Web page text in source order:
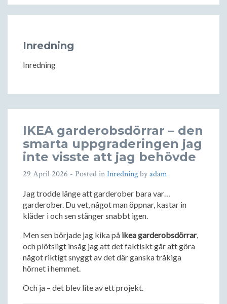
Inredning
Inredning
IKEA garderobsdörrar – den
smarta uppgraderingen jag
inte visste att jag behövde
29 April 2026 - Posted inInredningbyadam
Jag trodde länge att garderober bara var…
garderober. Du vet, något man öppnar, kastar in
kläder i och sen stänger snabbt igen.
Men sen började jag kika på ikea garderobsdörrar,
och plötsligt insåg jag att det faktiskt går att göra
något riktigt snyggt av det där ganska tråkiga
hörnet i hemmet.
Och ja – det blev lite av ett projekt.